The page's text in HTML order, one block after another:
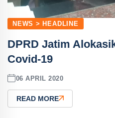
NEWS > HEADLINE
DPRD Jatim
Covid-19
06 APRIL 2020
READ MORE